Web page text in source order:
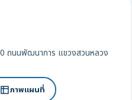
ถนนพัฒนาการ แขวงสวนหลวง
ภาพแผนที่